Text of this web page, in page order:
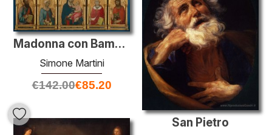
San Pietro
Madonna con Bambino e Santi (Boston Polittico)
Simone Martini
€142.00€85.20